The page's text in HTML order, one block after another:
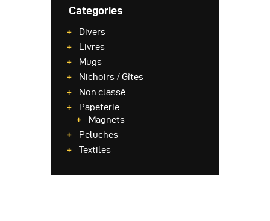
Categories
Divers
Livres
Mugs
Nichoirs / Gîtes
Non classé
Papeterie
Magnets
Peluches
Textiles